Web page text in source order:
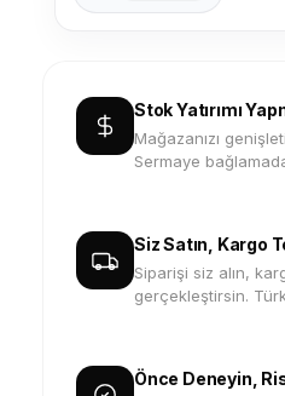
Stok Yatırımı
Mağazanızı
Sermaye
Siz Satın, Kargo
Siparişi siz alın,
gerçekleştirsin.
Önce Deneyin,